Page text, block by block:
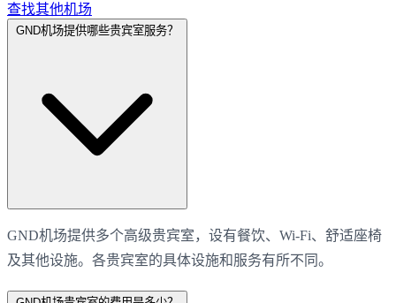
查找其他机场
GND机场提供哪些贵宾室服务？
GND机场提供多个高级贵宾室，设有餐饮、Wi-Fi、舒适座椅
及其他设施。各贵宾室的具体设施和服务有所不同。